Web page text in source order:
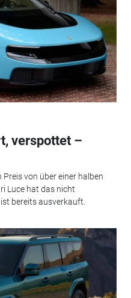
verspottet –
von über einer halben
Luce hat das nicht
bereits ausverkauft.